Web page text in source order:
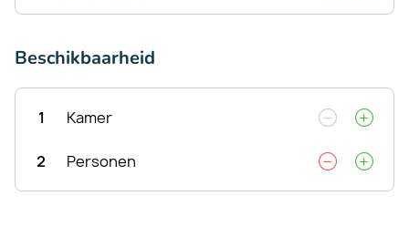
Beschikbaarheid
1 Kamer
2 Personen